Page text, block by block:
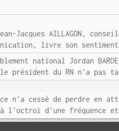
Jacques AILLAGON,
livre son
national Jordan
du RN n'a pas
n'a cessé de perdre
l'octroi d'une fréquence